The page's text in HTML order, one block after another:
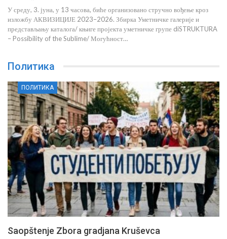
У среду, 3. јуна, у 13 часова, биће организовано стручно вођење кроз
изложбу АКВИЗИЦИЈЕ 2023–2026. Збирка Уметничке галерије и
представљању каталога/ књиге пројекта уметничке групе diSTRUKTURA
– Possibility of the Sublime/ Могућност…
Политика
ПОЛИТИКА
Saopštenje Zbora gradjana Kruševca